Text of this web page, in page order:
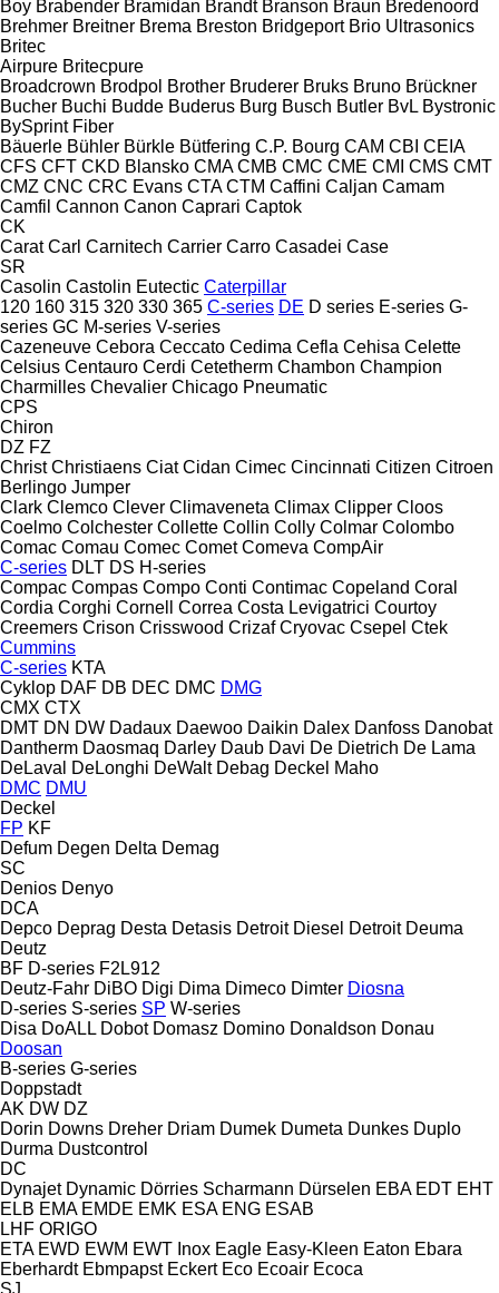
Boy Brabender Bramidan Brandt Branson Braun Bredenoord
Brehmer Breitner Brema Breston Bridgeport Brio Ultrasonics
Britec
Airpure Britecpure
Broadcrown Brodpol Brother Bruderer Bruks Bruno Brückner
Bucher Buchi Budde Buderus Burg Busch Butler BvL Bystronic
BySprint Fiber
Bäuerle Bühler Bürkle Bütfering C.P. Bourg CAM CBI CEIA
CFS CFT CKD Blansko CMA CMB CMC CME CMI CMS CMT
CMZ CNC CRC Evans CTA CTM Caffini Caljan Camam
Camfil Cannon Canon Caprari Captok
CK
Carat Carl Carnitech Carrier Carro Casadei Case
SR
Casolin Castolin Eutectic Caterpillar
120 160 315 320 330 365 C-series DE D series E-series G-
series GC M-series V-series
Cazeneuve Cebora Ceccato Cedima Cefla Cehisa Celette
Celsius Centauro Cerdi Cetetherm Chambon Champion
Charmilles Chevalier Chicago Pneumatic
CPS
Chiron
DZ FZ
Christ Christiaens Ciat Cidan Cimec Cincinnati Citizen Citroen
Berlingo Jumper
Clark Clemco Clever Climaveneta Climax Clipper Cloos
Coelmo Colchester Collette Collin Colly Colmar Colombo
Comac Comau Comec Comet Comeva CompAir
C-series DLT DS H-series
Compac Compas Compo Conti Contimac Copeland Coral
Cordia Corghi Cornell Correa Costa Levigatrici Courtoy
Creemers Crison Crisswood Crizaf Cryovac Csepel Ctek
Cummins
C-series KTA
Cyklop DAF DB DEC DMC DMG
CMX CTX
DMT DN DW Dadaux Daewoo Daikin Dalex Danfoss Danobat
Dantherm Daosmaq Darley Daub Davi De Dietrich De Lama
DeLaval
DeLonghi DeWalt Debag Deckel Maho
DMC DMU
Deckel
FP KF
Defum Degen Delta Demag
SC
Denios Denyo
DCA
Depco Deprag Desta Detasis Detroit Diesel Detroit Deuma
Deutz
BF D-series F2L912
Deutz-Fahr DiBO Digi Dima Dimeco Dimter Diosna
D-series S-series SP W-series
Disa DoALL Dobot Domasz Domino Donaldson Donau
Doosan
B-series G-series
Doppstadt
AK DW DZ
Dorin Downs Dreher Driam Dumek Dumeta Dunkes Duplo
Durma Dustcontrol
DC
Dynajet Dynamic Dörries Scharmann Dürselen EBA EDT EHT
ELB EMA EMDE EMK ESA ENG ESAB
LHF ORIGO
ETA EWD EWM EWT Inox Eagle Easy-Kleen Eaton Ebara
Eberhardt Ebmpapst Eckert Eco Ecoair Ecoca
SJ